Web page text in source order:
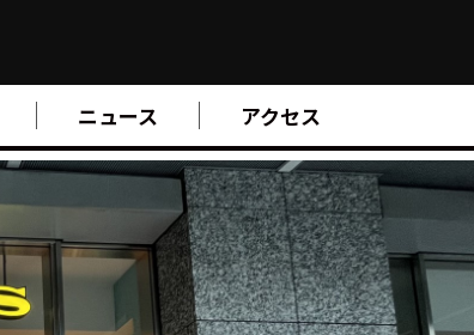
ニュース アクセス